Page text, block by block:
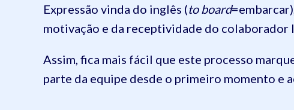
Expressão vinda do inglês (to board
motivação e da receptividade do colaborador
Assim, fica mais fácil que este processo
parte da equipe desde o primeiro momento e